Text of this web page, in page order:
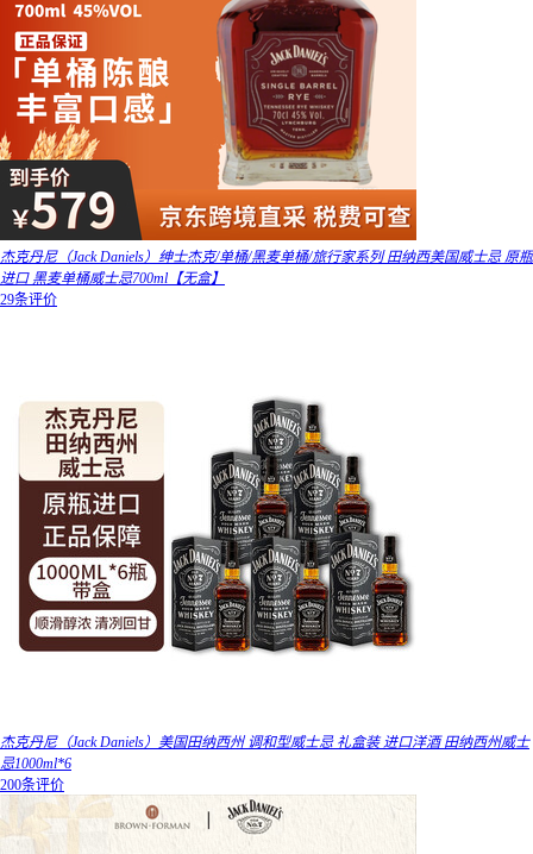
杰克丹尼（Jack Daniels）绅士杰克/单桶/黑麦单桶/旅行家系列 田纳西美国威士忌 原瓶
进口 黑麦单桶威士忌700ml【无盒】
29条评价
杰克丹尼（Jack Daniels）美国田纳西州 调和型威士忌 礼盒装 进口洋酒 田纳西州威士
忌1000ml*6
200条评价